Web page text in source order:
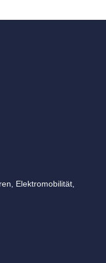
Elektromobilität,